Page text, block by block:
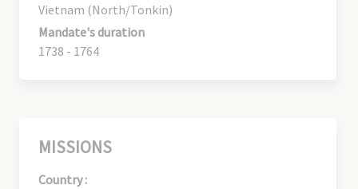
Vietnam (North/Tonkin)
Mandate's duration
1738 - 1764
MISSIONS
Country :